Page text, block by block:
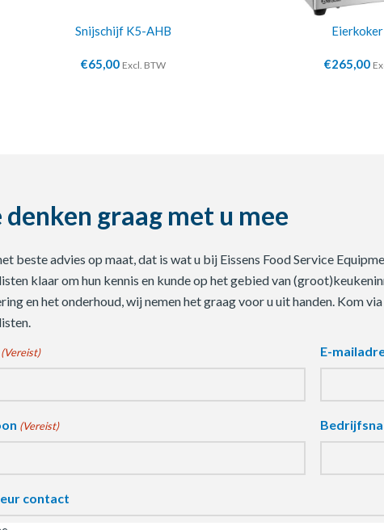
Snijschijf K5-AHB
€65,00 Excl. BTW €265,00
denken graag met u mee
beste advies op maat, dat is wat u bij Eissens Food Service
klaar om hun kennis en kunde op het gebied van
en het onderhoud, wij nemen het graag voor u uit handen. Kom
(Vereist) E-
(Vereist)
contact